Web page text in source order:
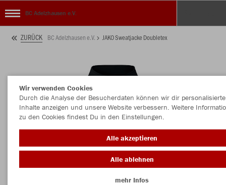
BC Adelzhausen e.V.
ZURÜCK BC Adelzhausen e.V. JAKO Sweatjacke Doubletex
Wir verwenden Cookies
Durch die Analyse der Besucherdaten können wir dir personalisierte
Inhalte anzeigen und unsere Website verbessern. Weitere
zu den Cookies findest Du in den Einstellungen.
Alle akzeptieren
Alle ablehnen
mehr Infos